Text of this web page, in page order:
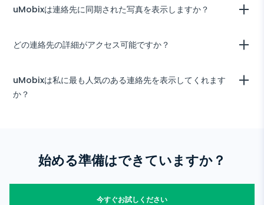
とができます。必要な情報を印刷する必要がある場合は、Chromeや
uMobixは連絡先に同期された写真を表示しますか？
ん。
どの連絡先の詳細がアクセス可能ですか？
済みかどうか）、最後のやり取りの日時、最近追加された連絡先の一覧
を表示できます。データはAndroid用に5分ごとに更新されます。ター
uMobixは私に最も人気のある連絡先を表示してくれます
か？
始める準備はできていますか？
今すぐお試しください